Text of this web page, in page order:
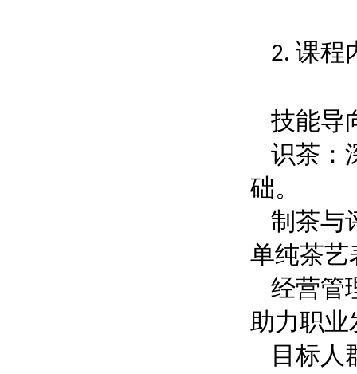
2. 课程
技能导
识茶
础。
制茶与
单纯茶艺
经营管
助力职业
目标人